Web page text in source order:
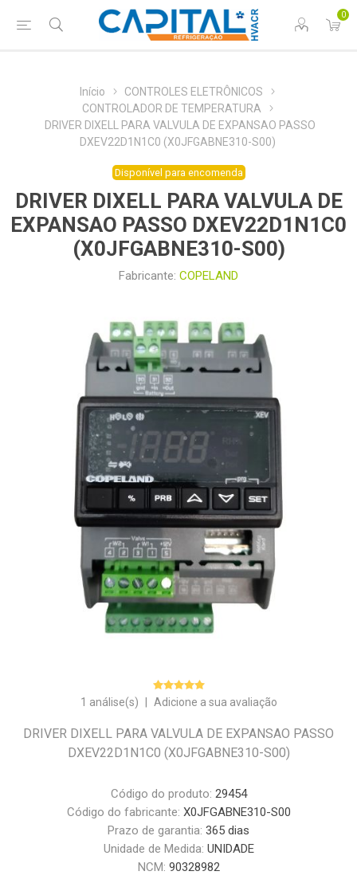
0
Início
CONTROLES ELETRÔNICOS
CONTROLADOR DE TEMPERATURA
DRIVER DIXELL PARA VALVULA DE EXPANSAO PASSO
DXEV22D1N1C0 (X0JFGABNE310-S00)
Disponível para encomenda
DRIVER DIXELL PARA VALVULA DE
EXPANSAO PASSO DXEV22D1N1C0
(X0JFGABNE310-S00)
Fabricante: COPELAND
1 análise(s) Adicione a sua avaliação
DRIVER DIXELL PARA VALVULA DE EXPANSAO PASSO
DXEV22D1N1C0 (X0JFGABNE310-S00)
Código do produto: 29454
Código do fabricante: X0JFGABNE310-S00
Prazo de garantia: 365 dias
Unidade de Medida: UNIDADE
NCM: 90328982